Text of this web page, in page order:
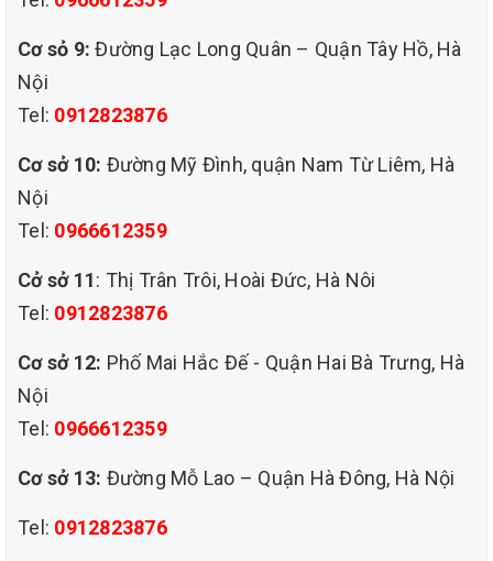
dịch vụ giặt ghế sofa tại phường
CÔNG TY TNHH QHT VIỆT NAM là đơn vị đã có hơn 10
năm kinh nghiệm trong lĩnh vực cung cấp dịch vụ vệ sinh
công nghiệp tại HÀ NỘI. Lấy sự hài lòng của khách hàng
làm động lực phát triển. Với các thiết bị máy móc hiện đại
và đội ngũ nhân viên chuyên nghiệp, QHT VIỆT NAM luôn
Cơ sỏ 9: Đường Lạc Long Quân – Quận Tây Hồ, Hà
Nội
Tel: 0912823876
Cơ sở 10: Đường Mỹ Đình, quận Nam Từ Liêm, Hà
Nội
Tel: 0966612359
Cở sở 11: Thị Trân Trôi, Hoài Đức, Hà Nôi
Tel: 0912823876
Cơ sở 12: Phố Mai Hắc Đế - Quận Hai Bà Trưng, Hà
Nội
Tel: 0966612359
Cơ sở 13: Đường Mỗ Lao – Quận Hà Đông, Hà Nội
Tel: 0912823876